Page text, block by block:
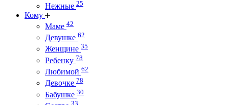
Нежные 25
Кому
Маме 42
Девушке 62
Женщине 35
Ребенку 78
Любимой 62
Девочке 78
Бабушке 30
33